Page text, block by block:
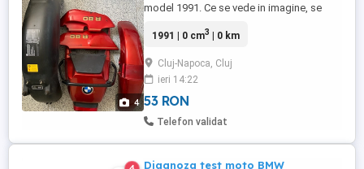
4
model 1991. Ce se vede in imagine, se
pret, va sunt la dispozitie.
1991 | 0 cm3 | 0 km
Cluj-Napoca, Cluj
ieri 14:22
53 RON
Telefon validat
Diagnoza test moto BMW